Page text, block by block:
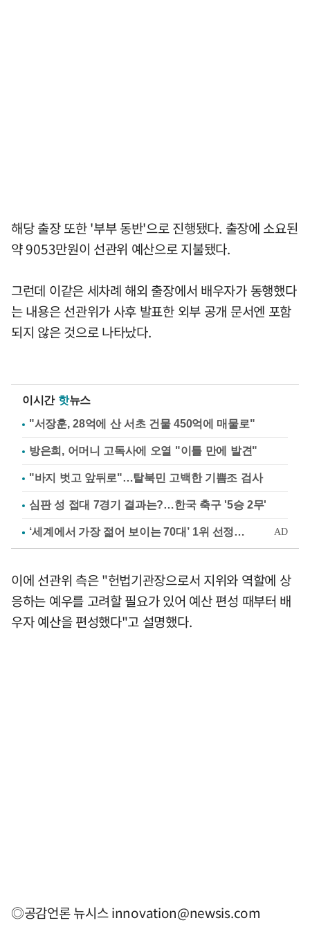
해당 출장 또한 '부부 동반'으로 진행됐다. 출장에 소요된
약 9053만원이 선관위 예산으로 지불됐다.
그런데 이같은 세차례 해외 출장에서 배우자가 동행했다
는 내용은 선관위가 사후 발표한 외부 공개 문서엔 포함
되지 않은 것으로 나타났다.
이시간 핫뉴스
"서장훈, 28억에 산 서초 건물 450억에 매물로"
방은희, 어머니 고독사에 오열 "이틀 만에 발견"
"바지 벗고 앞뒤로"…탈북민 고백한 기쁨조 검사
심판 성 접대 7경기 결과는?…한국 축구 '5승 2무'
이에 선관위 측은 "헌법기관장으로서 지위와 역할에 상
응하는 예우를 고려할 필요가 있어 예산 편성 때부터 배
우자 예산을 편성했다"고 설명했다.
◎공감언론 뉴시스innovation@newsis.com